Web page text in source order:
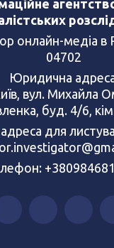
онлайн-медіа в
04702
Юридична
вул. Михайла
буд. 4/6,
для